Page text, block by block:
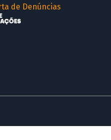
de Denúncias